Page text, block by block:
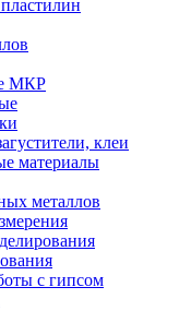
МКР
клеи
материалы
металлов
с гипсом